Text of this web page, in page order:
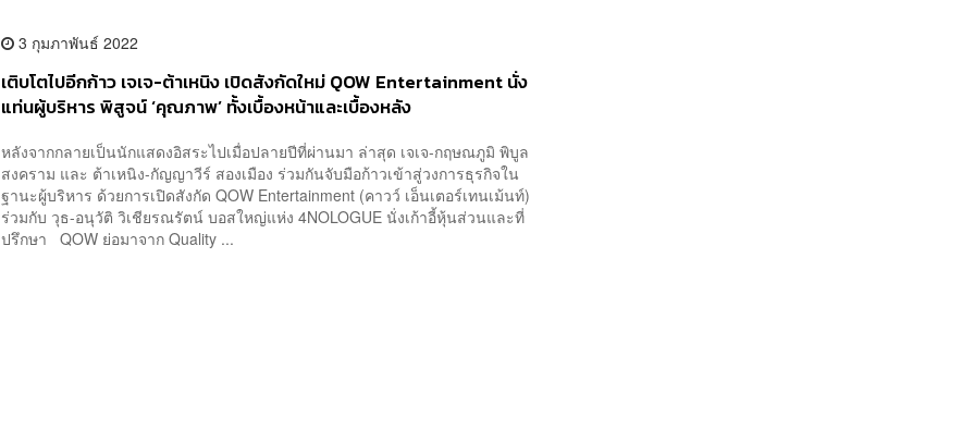
3 กุมภาพันธ์ 2022
เติบโตไปอีกก้าว เจเจ-ต้าเหนิง เปิดสังกัดใหม่ QOW Entertainment นั่ง
แท่นผู้บริหาร พิสูจน์ ‘คุณภาพ’ ทั้งเบื้องหน้าและเบื้องหลัง
หลังจากกลายเป็นนักแสดงอิสระไปเมื่อปลายปีที่ผ่านมา ล่าสุด เจเจ-กฤษณภูมิ พิบูล
สงคราม และ ต้าเหนิง-กัญญาวีร์ สองเมือง ร่วมกันจับมือก้าวเข้าสู่วงการธุรกิจใน
ฐานะผู้บริหาร ด้วยการเปิดสังกัด QOW Entertainment (คาวว์ เอ็นเตอร์เทนเม้นท์)
ร่วมกับ วุธ-อนุวัติ วิเชียรณรัตน์ บอสใหญ่แห่ง 4NOLOGUE นั่งเก้าอี้หุ้นส่วนและที่
ปรึกษา QOW ย่อมาจาก Quality ...